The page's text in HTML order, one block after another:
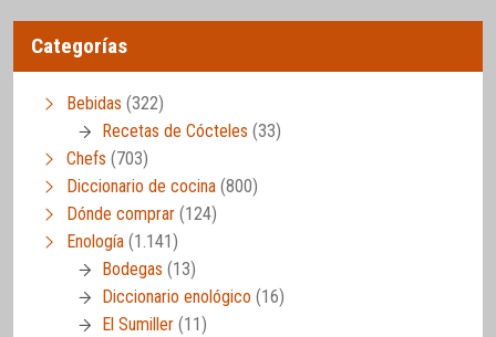
Categorías
Bebidas (322)
Recetas de Cócteles (33)
Chefs (703)
Diccionario de cocina (800)
Dónde comprar (124)
Enología (1.141)
Bodegas (13)
Diccionario enológico (16)
El Sumiller (11)